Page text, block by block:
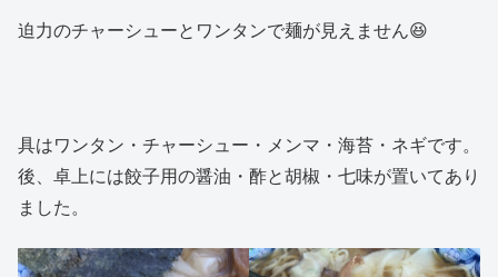
迫力のチャーシューとワンタンで麺が見えません😆
具はワンタン・チャーシュー・メンマ・海苔・ネギです。
後、卓上には餃子用の醤油・酢と胡椒・七味が置いてあり
ました。